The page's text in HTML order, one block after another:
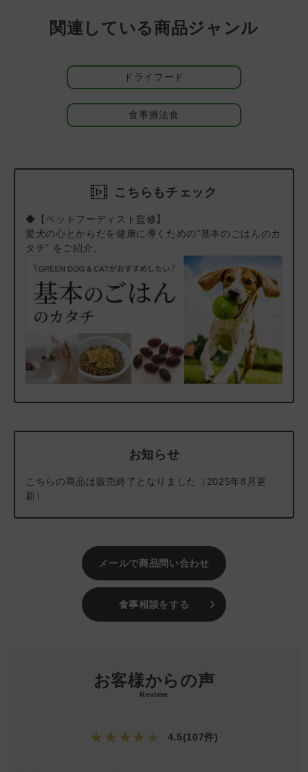
【知っておいていただきたいこと】
当店では独自の安全基準を設け、原材料そのものの品質やパ
商品形状のバラつきや商品導入スタンスについて詳しく
をご覧ください。
本商品はご注文タイミングやご注文内容によっては、購入履
歴からのご注文キャンセル、修正を受け付けることができな
ば、メール・お電話・マイページにてご注文をキャンセルい
含有量を減らしています。タンパク質源には吸収の優れた加水分
解された魚蛋白を使用しています。心臓病の場合はタンパク質を
す。また、慢性腎臓病に伴う高血圧に配慮して、ナトリウム量を
抑えています（0.09％）この値は心臓病のパートナーにも推奨さ
食物アレルギーに配慮し、残留化学物質を排除
じめ大きなリスクとなりうる。」という結論に至りました。この
汚染されていない魚をベースに作られています。AFSタブレット
の主原料の魚タンパクとポテトは、加水分解処理を行い、食物ア
レルギーに配慮しています。
「FORZA10 アクティブシリーズ」 お悩み別ラインアップと選
び方はこちら をご覧ください。
＃返金保証キャンペーン
＃低リン・低タンパク質・低ナトリウム_成犬フード
＃低リン・低タンパク質・低ナトリウム_シニア犬フード
＃低リン・低マグネシウム_成犬フード
関連している商品ジャンル
ドライフード
食事療法食
こちらもチェック
◆【ペットフーディスト監修】
愛犬の心とからだを健康に導くための"基本のごはんのカ
タチ" をご紹介。
お知らせ
こちらの商品は販売終了となりました（2025年8月更
新）
メールで商品問い合わせ
食事相談をする
お客様からの声
Review
★★★★★ 4.5(107件)